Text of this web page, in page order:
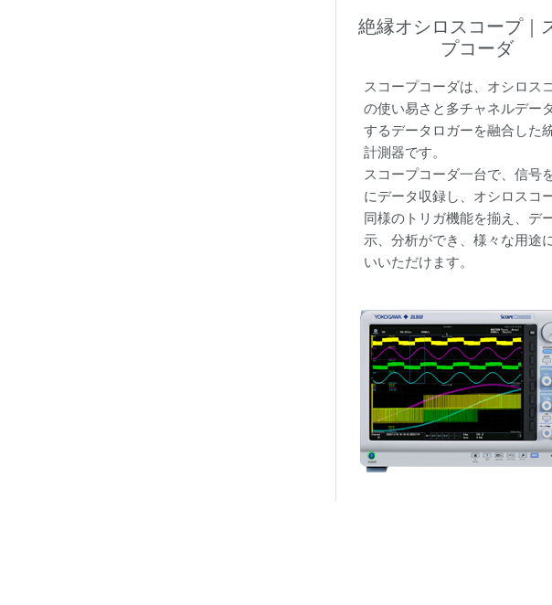
絶縁オシロスコープ｜
プコーダ
スコープコーダは、オシロス
の使い易さと多チャネルデー
するデータロガーを融合した
計測器です。
スコープコーダ一台で、信号
にデータ収録し、オシロスコ
同様のトリガ機能を揃え、デ
示、分析ができ、様々な用途
いいただけます。